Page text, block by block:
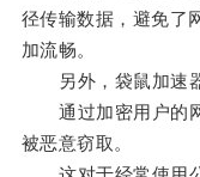
径传输数据，避免了
加流畅。
另外，袋鼠加速器
通过加密用户的网
被恶意窃取。